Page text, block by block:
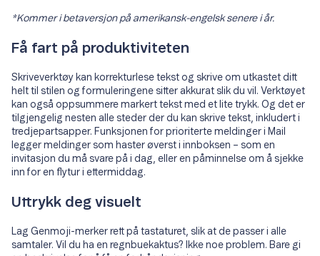
*Kommer i betaversjon på amerikansk-engelsk senere i år.
Få fart på produktiviteten
Skriveverktøy kan korrekturlese tekst og skrive om utkastet ditt
helt til stilen og formuleringene sitter akkurat slik du vil. Verktøyet
kan også oppsummere markert tekst med et lite trykk. Og det er
tilgjengelig nesten alle steder der du kan skrive tekst, inkludert i
tredjepartsapper. Funksjonen for prioriterte meldinger i Mail
legger meldinger som haster øverst i innboksen – som en
invitasjon du må svare på i dag, eller en påminnelse om å sjekke
inn for en flytur i ettermiddag.
Uttrykk deg visuelt
Lag Genmoji-merker rett på tastaturet, slik at de passer i alle
samtaler. Vil du ha en regnbuekaktus? Ikke noe problem. Bare gi